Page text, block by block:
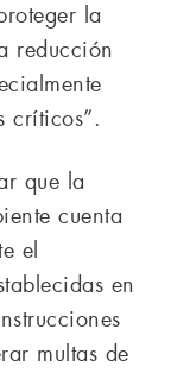
la
reducción
críticos”.
que la
cuenta
el
en
multas de